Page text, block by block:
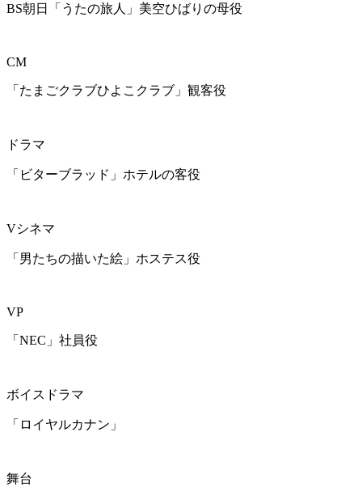
BS朝日「うたの旅人」美空ひばりの母役
CM
「たまごクラブひよこクラブ」観客役
ドラマ
「ビターブラッド」ホテルの客役
Vシネマ
「男たちの描いた絵」ホステス役
VP
「NEC」社員役
ボイスドラマ
「ロイヤルカナン」
舞台